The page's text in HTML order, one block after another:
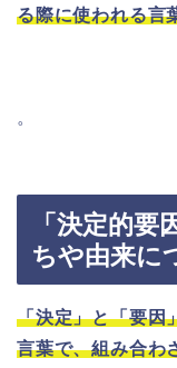
る際に使われる言
。
「決定的
ちや由来に
「決定」と「要因
言葉で、組み合わ